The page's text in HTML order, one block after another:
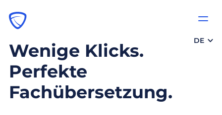
DE
Wenige Klicks.
Perfekte
Fachübersetzung.